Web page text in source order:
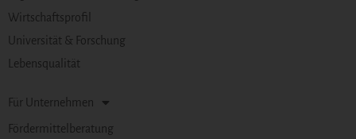
Wirtschaftsprofil
Universität & Forschung
Lebensqualität
Für Unternehmen
Fördermittelberatung